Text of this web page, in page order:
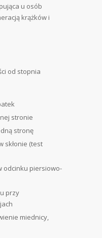
u osób
krążków i
od stopnia
stronie
stronę
skłonie (test
odcinku piersiowo-
przy
miednicy,